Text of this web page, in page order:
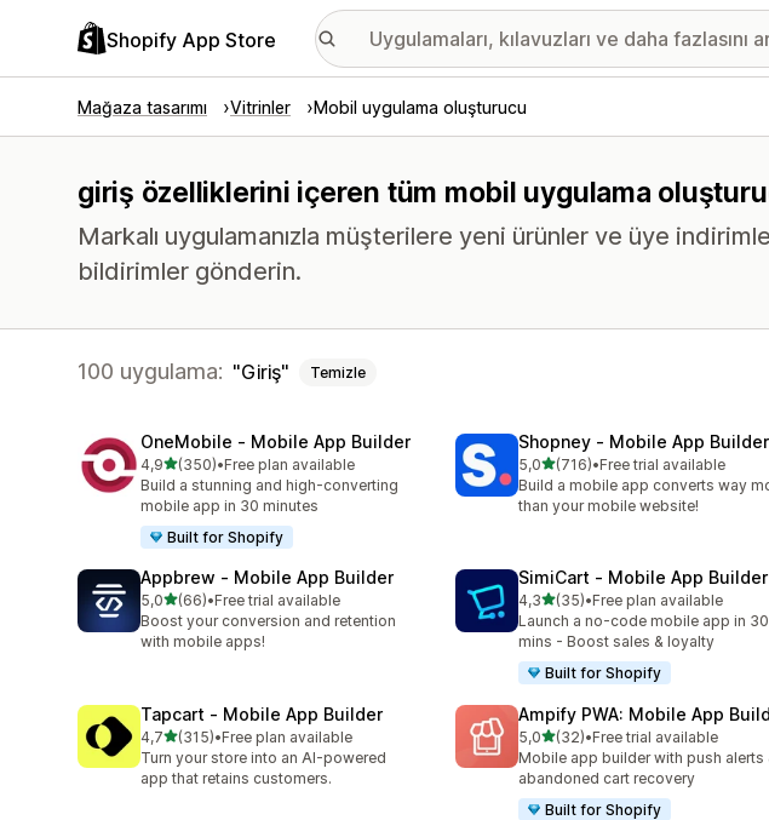
Shopify App Store
Mağaza tasarımı Vitrinler Mobil uygulama oluşturucu
giriş özelliklerini içeren tüm mobil uygulama
Markalı uygulamanızla müşterilere yeni ürünler ve üye
bildirimler gönderin.
100 uygulama: Giriş Temizle
OneMobile ‑ Mobile App Builder
4,95 yıldız üzerinden
(350)
toplam 350 değerlendirme
•Free plan available
Build a stunning and high-converting
mobile app in 30 minutes
Built for Shopify
Shopney ‑ Mobile App Builder
5,05 yıldız üzerinden
(716)
toplam 716 değerlendirme
•Free trial available
Build a mobile app converts way
than your mobile website!
Appbrew ‑ Mobile App Builder
5,05 yıldız üzerinden
(66)
toplam 66 değerlendirme
•Free trial available
Boost your conversion and retention
with mobile apps!
SimiCart ‑ Mobile App Builder
4,35 yıldız üzerinden
(35)
toplam 35 değerlendirme
•Free plan available
Launch a no-code mobile app in 30
mins - Boost sales & loyalty
Built for Shopify
Tapcart ‑ Mobile App Builder
4,75 yıldız üzerinden
(315)
toplam 315 değerlendirme
•Free plan available
Turn your store into an AI-powered
app that retains customers.
Ampify PWA: Mobile App
5,05 yıldız üzerinden
(32)
toplam 32 değerlendirme
•Free trial available
Mobile app builder with push alerts
abandoned cart recovery
Built for Shopify